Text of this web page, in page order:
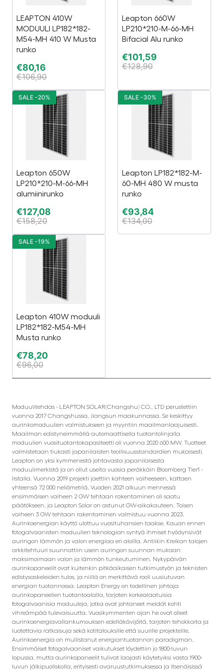
LEAPTON 410W
MODUULI LP182*182-
M54-MH 410 W Musta
runko
€80,16
€106,90
Leapton 660W
LP210*210-M-66-MH
Bifacial Alu runko
€101,59
€128,90
Leapton 650W
LP210*210-M-66-MH
alumiinirunko
€127,08
€158,20
SALE -20%
Leapton LP182*182-M-
60-MH 480 W musta
runko
€93,84
€134,00
SALE -30%
Leapton 410W moduuli
LP182*182-M54-MH
Musta runko
€78,20
€96,00
SALE -19%
Moduulitehdas - LEAPTON SOLAR(Changshu) CO., LTD perustettiin
vuonna 2017 Changshussa, Jiangsun maakunnassa. Se keskittyy
aurinkomoduulien valmistukseen ja myyntiin maailmanlaajuisesti.
Maailman edistyneimmällä automaattisella tuotantolinjalla
moduulien vuosituotantokapasiteetti oli vuonna 2020 600 MW. Tuotteet
valmistetaan tiukasti japanilaisten teollisuusstandardien mukaisesti.
Leapton on yksi kymmenestä johtavasta japanilaisesta
moduulimerkistä ja on ollut useita vuosia peräkkäin Bloomberg Tier1 -
listalla. Vuonna 2019 projekti jaettiin kahteen vaiheeseen, kattaen
yhteensä 72 000 neliömetriä. Vuoden 2021 alkuun mennessä
ensimmäisen vaiheen 2 GW tehtaan rakentaminen oli saatu
päätökseen, ja Leapton Solar on astunut GW-aikakauteen. Toisen
vaiheen 3 GW tehtaan rakentaminen valmistuu vuonna 2023.
Aurinkoenergian käyttö ulottuu vuosituhansien taakse. Kauan ennen
fotogalvaanisten moduulien teknologian syntyä ihmiset hyödynsivät
auringon lämmön ja valon energiaa eri aloilla. Antiikin Kreikan talojen
arkkitehtuuri suunnattiin usein auringon suunnan mukaan
maksimoimaan valon ja lämmön tunkeutuminen. Nykypäivän
aurinkopaneelit ovat kuitenkin pitkäaikaisen tutkimustyön ja teknisten
edistysaskeleiden tulos, ja niillä on merkittävä rooli uusiutuvan
energian tuotannossa. Leapton Energy on todellinen johtaja
aurinkopaneelien tuotantoalalla, tarjoten korkealaatuisia
fotogalvaanisia moduuleja, jotka ovat johtaneet meidät kohti
vihreämpää tulevaisuutta. Vuosikymmenten ajan he ovat olleet
aurinkoenergiavallankumouksen edelläkävijöitä, tarjoten tehokkaita ja
luotettavia ratkaisuja sekä kotitalouksille että suurille projekteille.
Aurinkoenergia on mullistanut energiantuotannon paradigman.
Ensimmäiset fotogalvaaniset vaikutukset löydettiin jo 1800-luvun
lopussa, mutta aurinkopaneelit tulivat laajasti käytetyiksi vasta 1900-
luvun jälkipuoliskolla, erityisesti avaruustutkimuksessa ja itsenäisissä